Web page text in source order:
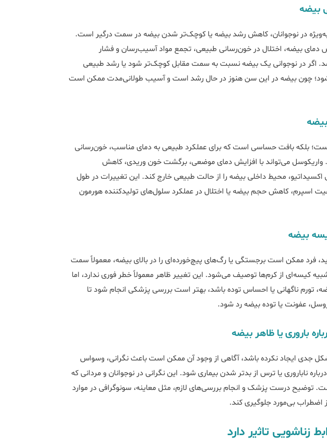
بیضه
در نوجوانان، کاهش رشد بیضه یا کوچک‌تر شدن بیضه در سمت درگیر است.
دمای بیضه، اختلال در خون‌رسانی طبیعی، تجمع مواد آسیب‌رسان و فشار
اگر در نوجوانی یک بیضه نسبت به سمت مقابل کوچک‌تر شود یا رشد طبیعی
شود؛ چون بیضه در این سن هنوز در حال رشد است و آسیب طولانی‌مدت ممکن است
بلکه بافت حساسی است که برای عملکرد طبیعی به دمای مناسب، خون‌رسانی
واریکوسل می‌تواند با افزایش دمای موضعی، برگشت خون وریدی، کاهش
محیط داخلی بیضه را از حالت طبیعی خارج کند. این تغییرات در طول
اسپرم، کاهش حجم بیضه یا اختلال در عملکرد سلول‌های تولیدکننده هورمون
بیضه
فرد ممکن است برجستگی یا رگ‌های پیچ‌خورده‌ای را در بالای بیضه، معمولاً سمت
کیسه‌ای از کرم‌ها توصیف می‌شود. این تغییر ظاهر معمولاً خطر فوری ندارد، اما
تورم ناگهانی یا احساس توده باشد، بهتر است بررسی پزشکی انجام شود تا
عفونت یا توده بیضه رد شود.
باروری یا ظاهر بیضه
جدی ایجاد نکرده باشد، آگاهی از وجود آن ممکن است باعث نگرانی، وسواس
ناباروری یا ترس از بدتر شدن بیماری شود. این نگرانی در نوجوانان و مردانی که
توضیح درست پزشک و انجام بررسی‌های لازم، مثل معاینه، سونوگرافی در موارد
اضطراب بی‌مورد جلوگیری کند.
زﻧﺎﺷویی ﺗﺎﺛﯾر دارد